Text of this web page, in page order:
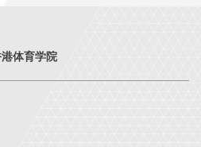
体育学院